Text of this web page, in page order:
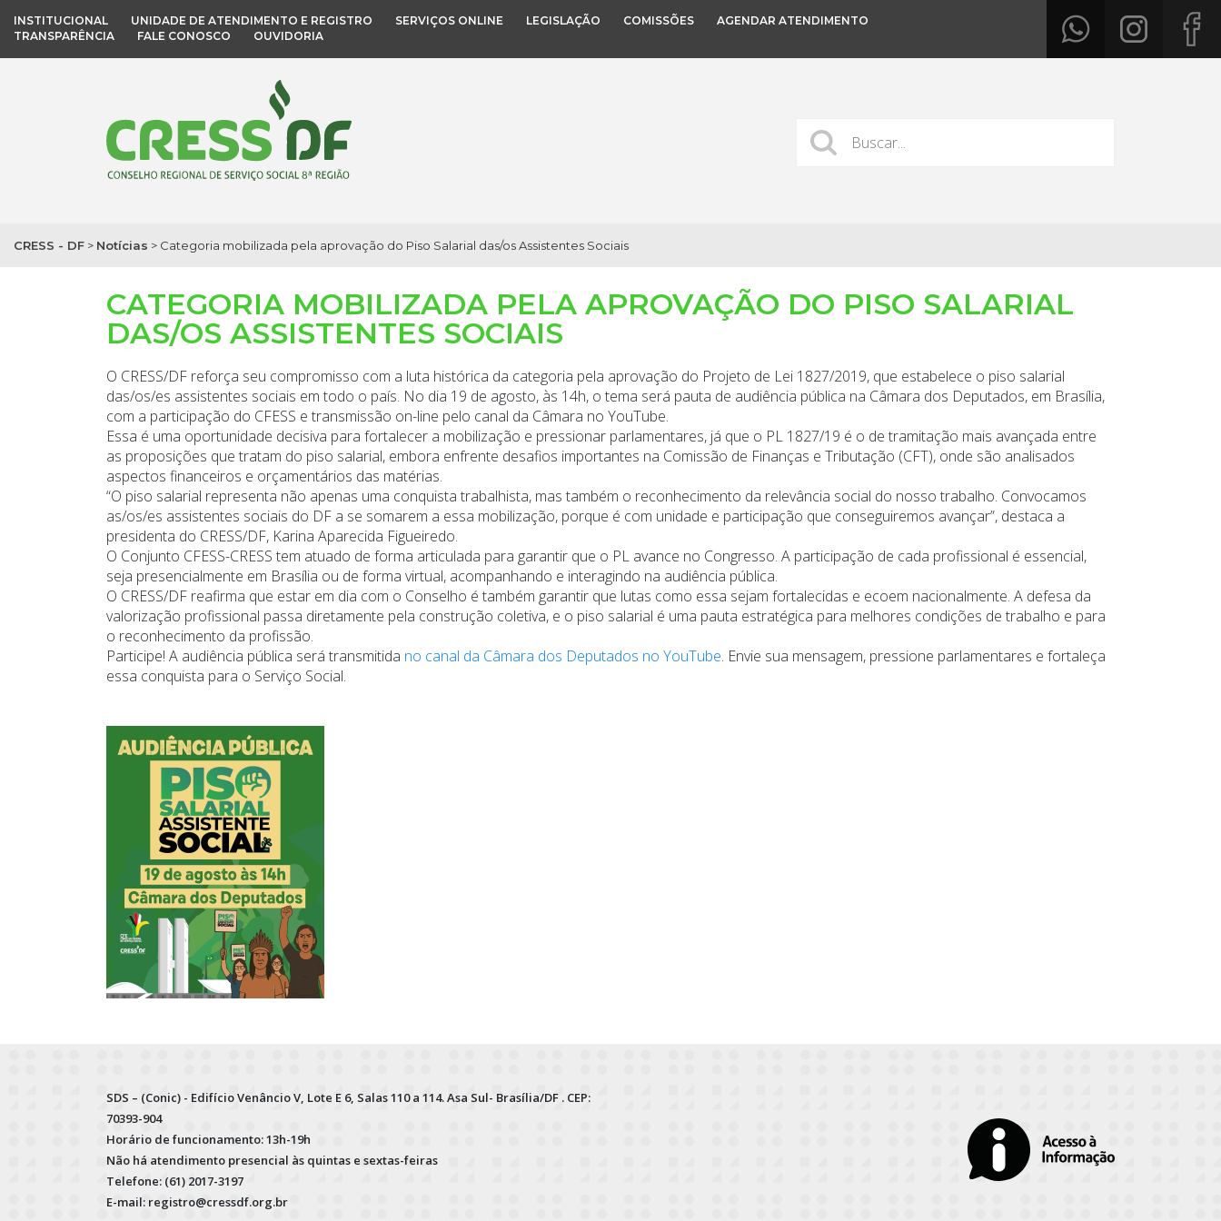
INSTITUCIONAL UNIDADE DE ATENDIMENTO E REGISTRO SERVIÇOS ONLINE LEGISLAÇÃO COMISSÕES
AGENDAR ATENDIMENTO
TRANSPARÊNCIA
FALE CONOSCO OUVIDORIA
CRESS - DF > Notícias > Categoria mobilizada pela aprovação do Piso Salarial das/os Assistentes Sociais
CATEGORIA MOBILIZADA PELA APROVAÇÃO DO PISO SALARIAL
DAS/OS ASSISTENTES SOCIAIS
O CRESS/DF reforça seu compromisso com a luta histórica da categoria pela aprovação do Projeto de Lei 1827/2019, que estabelece o piso salarial
das/os/es assistentes sociais em todo o país. No dia 19 de agosto, às 14h, o tema será pauta de audiência pública na Câmara dos Deputados, em Brasília,
com a participação do CFESS e transmissão on-line pelo canal da Câmara no YouTube.
Essa é uma oportunidade decisiva para fortalecer a mobilização e pressionar parlamentares, já que o PL 1827/19 é o de tramitação mais avançada entre
as proposições que tratam do piso salarial, embora enfrente desafios importantes na Comissão de Finanças e Tributação (CFT), onde são analisados
aspectos financeiros e orçamentários das matérias.
“O piso salarial representa não apenas uma conquista trabalhista, mas também o reconhecimento da relevância social do nosso trabalho. Convocamos
as/os/es assistentes sociais do DF a se somarem a essa mobilização, porque é com unidade e participação que conseguiremos avançar”, destaca a
presidenta do CRESS/DF, Karina Aparecida Figueiredo.
O Conjunto CFESS-CRESS tem atuado de forma articulada para garantir que o PL avance no Congresso. A participação de cada profissional é essencial,
seja presencialmente em Brasília ou de forma virtual, acompanhando e interagindo na audiência pública.
O CRESS/DF reafirma que estar em dia com o Conselho é também garantir que lutas como essa sejam fortalecidas e ecoem nacionalmente. A defesa da
valorização profissional passa diretamente pela construção coletiva, e o piso salarial é uma pauta estratégica para melhores condições de trabalho e para
o reconhecimento da profissão.
Participe! A audiência pública será transmitida no canal da Câmara dos Deputados no YouTube. Envie sua mensagem, pressione parlamentares e fortaleça
essa conquista para o Serviço Social.
SDS – (Conic) - Edifício Venâncio V, Lote E 6, Salas 110 a 114. Asa Sul- Brasília/DF . CEP:
70393-904
Horário de funcionamento: 13h-19h
Não há atendimento presencial às quintas e sextas-feiras
Telefone: (61) 2017-3197
E-mail: registro@cressdf.org.br